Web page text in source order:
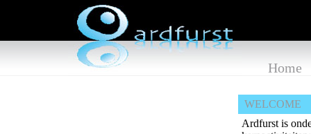
Home
WELCOME
Ardfurst is